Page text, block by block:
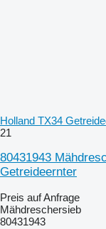
Holland TX34
21
80431943
Getreideernter
Preis auf Anfrage
Mähdreschersieb
80431943